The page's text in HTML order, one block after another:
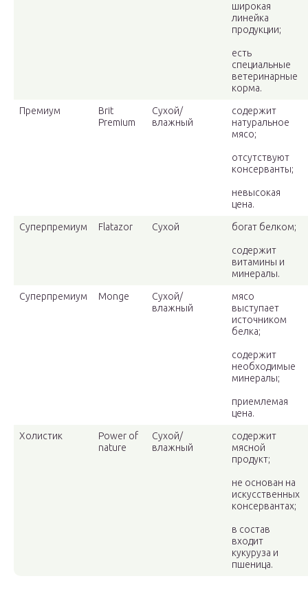
широкая
линейка
продукции;
есть
специальные
ветеринарные
корма.
Премиум
Brit
Premium
Сухой/
влажный
содержит
натуральное
мясо;
отсутствуют
консерванты;
невысокая
цена.
Суперпремиум Flatazor Сухой богат белком;
содержит
витамины и
минералы.
Суперпремиум Monge
Сухой/
влажный
мясо
выступает
источником
белка;
содержит
необходимые
минералы;
приемлемая
цена.
Холистик
Power of
nature
Сухой/
влажный
содержит
мясной
продукт;
не основан на
искусственных
консервантах;
в состав
входит
кукуруза и
пшеница.